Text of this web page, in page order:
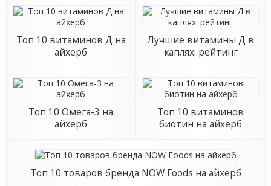
Топ 10 витаминов Д на
айхерб
Лучшие витамины Д в
каплях: рейтинг
Топ 10 Омега-3 на
айхерб
Топ 10 витаминов
биотин на айхерб
Топ 10 товаров бренда NOW Foods на айхерб